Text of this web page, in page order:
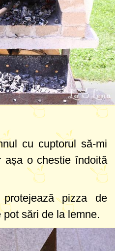
cu cuptorul să-mi
așa o chestie îndoită
pizza de
sări de la lemne.